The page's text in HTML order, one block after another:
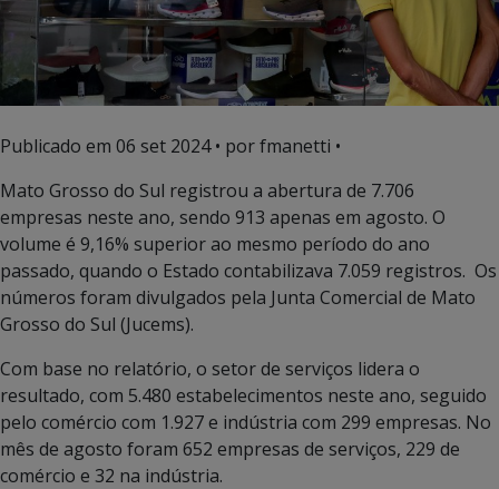
Publicado em 06 set 2024• por fmanetti •
Mato Grosso do Sul registrou a abertura de 7.706
empresas neste ano, sendo 913 apenas em agosto. O
volume é 9,16% superior ao mesmo período do ano
passado, quando o Estado contabilizava 7.059 registros. Os
números foram divulgados pela Junta Comercial de Mato
Grosso do Sul (Jucems).
Com base no relatório, o setor de serviços lidera o
resultado, com 5.480 estabelecimentos neste ano, seguido
pelo comércio com 1.927 e indústria com 299 empresas. No
mês de agosto foram 652 empresas de serviços, 229 de
comércio e 32 na indústria.